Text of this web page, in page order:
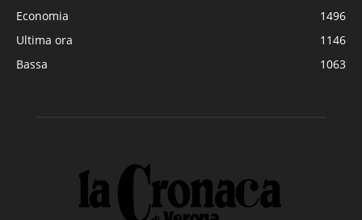
Economia
1496
Ultima ora
1146
Bassa
1063